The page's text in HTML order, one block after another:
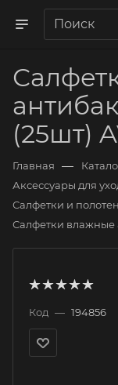
(25шт)
Главная —
Аксессуары для
Салфетки и
Салфетки влажные
Код — 194856